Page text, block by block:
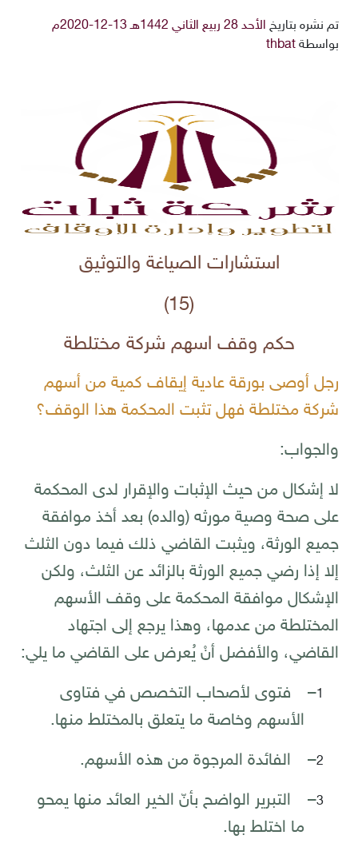
تم نشره بتاريخ الأحد 28 ربيع الثاني 1442هـ 13-12-2020م
بواسطة thbat
استشارات الصياغة والتوثيق
(
15
)
حكم وقف اسهم شركة مختلطة
رجل أوصى بورقة عادية إيقاف كمية من أسهم
شركة مختلطة فهل تثبت المحكمة هذا الوقف؟
والجواب:
لا إشكال من حيث الإثبات والإقرار لدى المحكمة
على صحة وصية مورثه (والده) بعد أخذ موافقة
جميع الورثة، ويثبت القاضي ذلك فيما دون الثلث
إلا إذا رضي جميع الورثة بالزائد عن الثلث، ولكن
الإشكال موافقة المحكمة على وقف الأسهم
المختلطة من عدمها، وهذا يرجع إلى اجتهاد
القاضي، والأفضل أنْ يُعرض على القاضي ما يلي:
1
–
فتوى لأصحاب التخصص في فتاوى
الأسهم وخاصة ما يتعلق بالمختلط منها.
2
– الفائدة المرجوة من هذه الأسهم.
3
–
التبرير الواضح بأنّ الخير العائد منها يمحو
ما اختلط بها.